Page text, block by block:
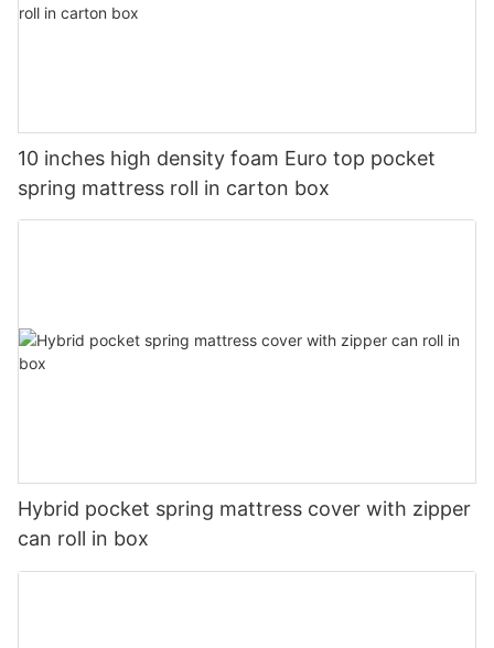
10 inches high density foam Euro top pocket
spring mattress roll in carton box
Hybrid pocket spring mattress cover with zipper
can roll in box